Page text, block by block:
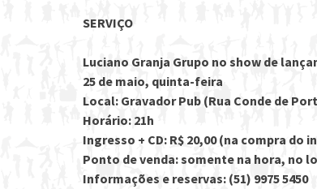
SERVIÇO
Luciano Granja Grupo no show de
25 de maio, quinta-feira
Local: Gravador Pub (Rua Conde de
Horário: 21h
Ingresso + CD: R$ 20,00 (na compra
Ponto de venda: somente na hora, no
Informações e reservas: (51) 9975 5450